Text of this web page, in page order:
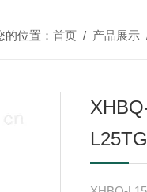
的位置：首页 / 产品展示